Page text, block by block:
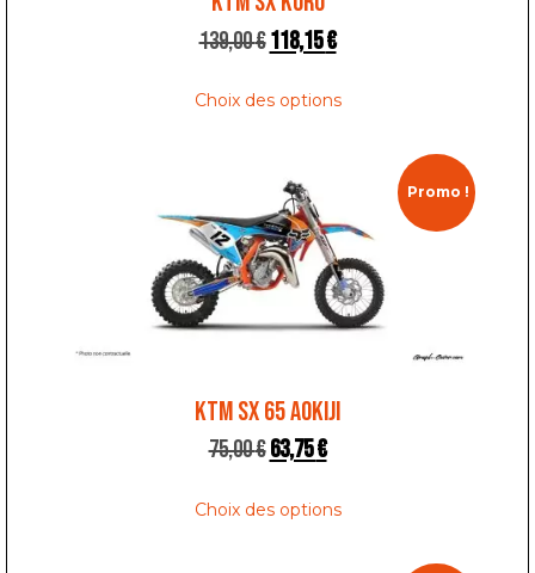
139,00€118,15€
Choix des options
Promo !
KTM SX 65 AOKIJI
75,00€63,75€
Choix des options